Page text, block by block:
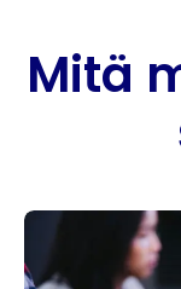
Mitä